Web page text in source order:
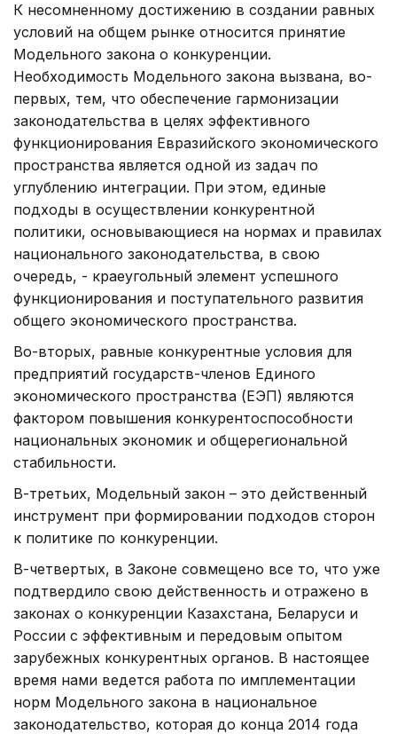
К несомненному достижению в создании равных
условий на общем рынке относится принятие
Модельного закона о конкуренции.
Необходимость Модельного закона вызвана, во-
первых, тем, что обеспечение гармонизации
законодательства в целях эффективного
функционирования Евразийского экономического
пространства является одной из задач по
углублению интеграции. При этом, единые
подходы в осуществлении конкурентной
политики, основывающиеся на нормах и правилах
национального законодательства, в свою
очередь, - краеугольный элемент успешного
функционирования и поступательного развития
общего экономического пространства.
Во-вторых, равные конкурентные условия для
предприятий государств-членов Единого
экономического пространства (ЕЭП) являются
фактором повышения конкурентоспособности
национальных экономик и общерегиональной
стабильности.
В-третьих, Модельный закон – это действенный
инструмент при формировании подходов сторон
к политике по конкуренции.
В-четвертых, в Законе совмещено все то, что уже
подтвердило свою действенность и отражено в
законах о конкуренции Казахстана, Беларуси и
России с эффективным и передовым опытом
зарубежных конкурентных органов. В настоящее
время нами ведется работа по имплементации
норм Модельного закона в национальное
законодательство, которая до конца 2014 года